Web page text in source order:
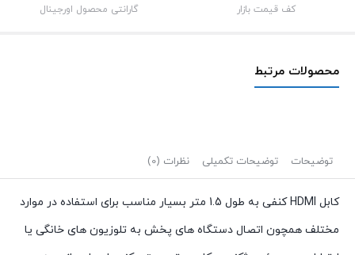
کف قیمت بازار گارانتی محصول اورجینال
محصولات مرتبط
توضیحات توضیحات تکمیلی نظرات (0)
کابل HDMI کنفی به طول 1.5 متر بسیار مناسب برای استفاده در موارد
مختلف همچون اتصال دستگاه های پخش به تلوزیون های خانگی یا